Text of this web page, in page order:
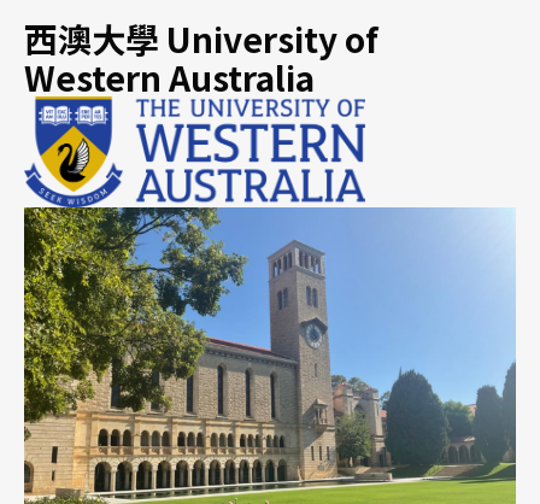
學校簡介
西澳大學 (University of Western Australia) 為澳洲
「八校聯盟」(Group of Eight) 成員之一，更是世界
大學聯盟、昂宿星大學聯盟核心成員。 西澳大學創
校於 1911 年，擁有逾百年歷史，亦是西澳最歷史悠
久、最具代表性和實力的頂尖研究型大學之一。 在
2023 年 QS 世界大學排名中，西澳大學名列全球第
90 位。